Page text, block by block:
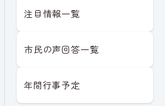
注目情報一覧
市民の声回答一覧
年間行事予定